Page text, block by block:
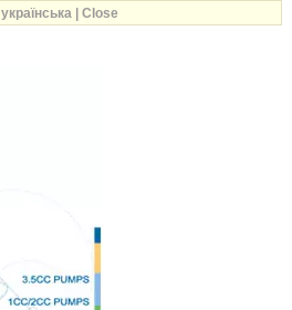
українська| Close